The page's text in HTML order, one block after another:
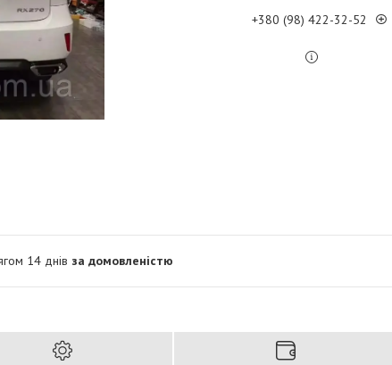
+380 (98) 422-32-52
14 днів за домовленістю